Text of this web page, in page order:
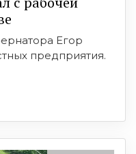
Егор
предприятия.